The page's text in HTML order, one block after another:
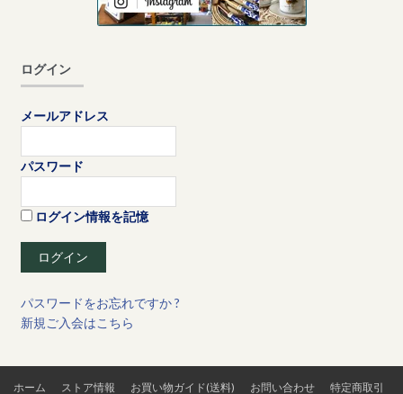
ログイン
メールアドレス
パスワード
ログイン情報を記憶
パスワードをお忘れですか ?
新規ご入会はこちら
ホーム ストア情報 お買い物ガイド(送料) お問い合わせ 特定商取引